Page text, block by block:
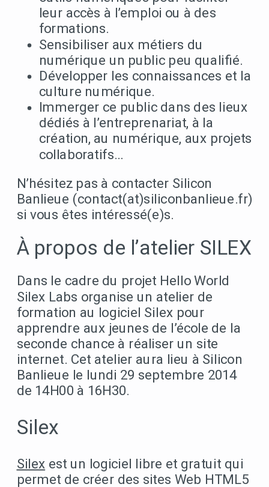
leur accès à l’emploi ou à des
formations.
Sensibiliser aux métiers du
numérique un public peu qualifié.
Développer les connaissances et la
culture numérique.
Immerger ce public dans des lieux
dédiés à l’entreprenariat, à la
création, au numérique, aux projets
collaboratifs…
N’hésitez pas à contacter Silicon
Banlieue (contact(at)siliconbanlieue.fr)
si vous êtes intéressé(e)s.
À propos de l’atelier SILEX
Dans le cadre du projet Hello World
Silex Labs organise un atelier de
formation au logiciel Silex pour
apprendre aux jeunes de l’école de la
seconde chance à réaliser un site
internet. Cet atelier aura lieu à Silicon
Banlieue le lundi 29 septembre 2014
de 14H00 à 16H30.
Silex
Silex est un logiciel libre et gratuit qui
permet de créer des sites Web HTML5